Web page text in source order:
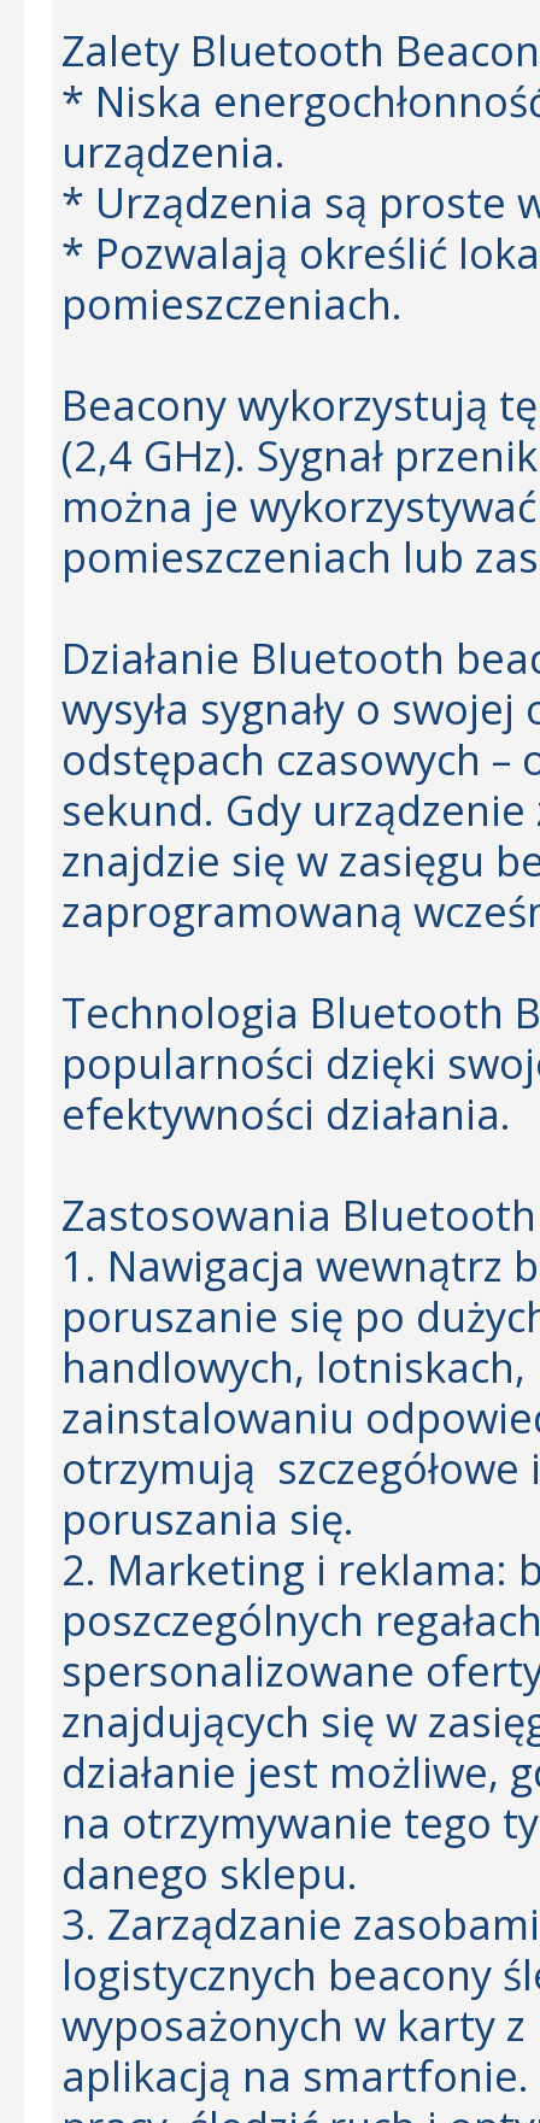
Zalety Bluetooth
* Niska
urządzenia.
* Urządzenia są proste
* Pozwalają określić
pomieszczeniach.
Beacony wykorzystują
(2,4 GHz). Sygnał
można je
pomieszczeniach lub
Działanie Bluetooth
wysyła sygnały o
odstępach czasowych
sekund. Gdy
znajdzie się w zasięgu
zaprogramowaną
Technologia Bluetooth
popularności dzięki
efektywności działania.
Zastosowania
1. Nawigacja wewnątrz
poruszanie się po
handlowych,
zainstalowaniu
otrzymują
poruszania się.
2. Marketing i reklama:
poszczególnych
spersonalizowane
znajdujących się w
działanie jest możliwe,
na otrzymywanie tego
danego sklepu.
3. Zarządzanie
logistycznych beacony
wyposażonych w karty
aplikacją na